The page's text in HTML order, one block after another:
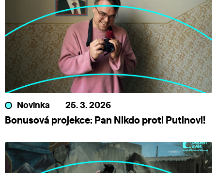
Novinka 25. 3. 2026
Bonusová projekce: Pan Nikdo proti Putinovi!